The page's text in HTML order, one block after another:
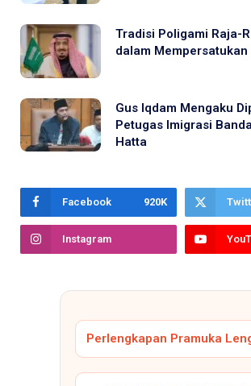
Tradisi Poligami Raja-
dalam
Gus Iqdam Mengaku
Petugas Imigrasi
Hatta
Facebook 920K
Instagram
Perlengkapan Pramuka